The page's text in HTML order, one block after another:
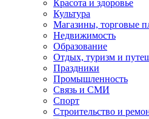
Красота и здоровье
Культура
Магазины, торговые
Недвижимость
Образование
Отдых, туризм и
Праздники
Промышленность
Связь и СМИ
Спорт
Строительство и